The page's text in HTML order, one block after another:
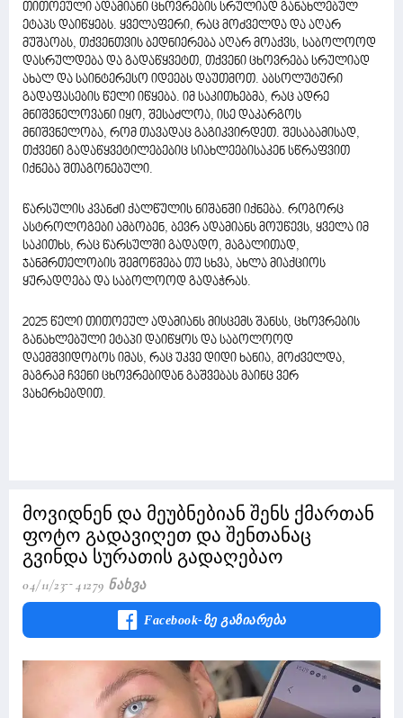
თითოეული ადამიანი ცხოვრების სრულიად განახლებულ
ეტაპს დაიწყებს. ყველაფერი, რაც მოძველდა და აღარ
მუშაობს, თქვენთვის ბედნიერება აღარ მოაქვს, საბოლოოდ
დასრულდება და გადაწყვეტთ, თქვენი ცხოვრება სრულიად
ახალ და საინტერესო იდეებს დაუთმოთ. აბსოლუტური
გადაფასების წელი იწყება. იმ საკითხებმა, რაც ადრე
მნიშვნელოვანი იყო, შესაძლოა, ისე დაკარგოს
მნიშვნელობა, რომ თავადაც გაგიკვირდეთ. შესაბამისად,
თქვენი გადაწყვეტილებებიც სიახლეებისაკენ სწრაფვით
იქნება შთაგონებული.
წარსულის კვანძი ქალწულის ნიშანში იქნება. როგორც
ასტროლოგები ამბობენ, ბევრ ადამიანს მოუწევს, ყველა იმ
საკითხს, რაც წარსულში გადადო, მაგალითად,
ჯანმრთელობის შემოწმება თუ სხვა, ახლა მიაქციოს
ყურადღება და საბოლოოდ გადაჭრას.
2025 წელი თითოეულ ადამიანს მისცემს შანსს, ცხოვრების
განახლებული ეტაპი დაიწყოს და საბოლოოდ
დაემშვიდობოს იმას, რაც უკვე დიდი ხანია, მოძველდა,
მაგრამ ჩვენი ცხოვრებიდან გაშვებას მაინც ვერ
ვახერხებდით.
მოვიდნენ და მეუბნებიან შენს ქმართან
ფოტო გადავიღეთ და შენთანაც
გვინდა სურათის გადაღებაო
04/11/23 41279 Ნახვა
Facebook-Ზე Გაზიარება